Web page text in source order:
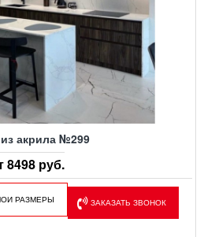
акрила №299
8498 руб.
РАЗМЕРЫ ЗАКАЗАТЬ ЗВОНОК